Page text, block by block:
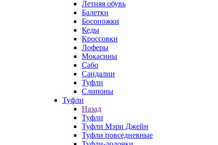
Летняя обувь
Балетки
Босоножки
Кеды
Кроссовки
Лоферы
Мокасины
Сабо
Сандалии
Туфли
Слипоны
Туфли
Назад
Туфли
Туфли Мэри Джейн
Туфли повседневные